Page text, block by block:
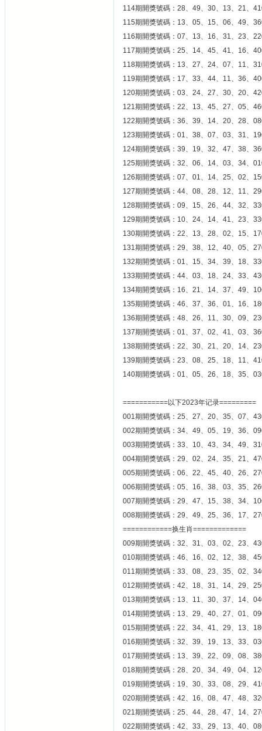
114期開獎號碼：28、49、30、13、21、
115期開獎號碼：13、05、15、06、49、
116期開獎號碼：07、13、16、31、23、
117期開獎號碼：25、14、45、41、16、
118期開獎號碼：13、27、24、07、11、
119期開獎號碼：17、33、44、11、36、
120期開獎號碼：03、24、27、30、20、
121期開獎號碼：22、13、45、27、05、
122期開獎號碼：36、39、14、20、28、
123期開獎號碼：01、38、07、03、31、
124期開獎號碼：39、19、32、47、38、
125期開獎號碼：32、06、14、03、34、
126期開獎號碼：07、01、14、25、02、
127期開獎號碼：44、08、28、12、11、
128期開獎號碼：09、15、26、44、32、
129期開獎號碼：10、24、14、41、23、
130期開獎號碼：22、13、28、02、15、
131期開獎號碼：29、38、12、40、05、
132期開獎號碼：01、15、34、39、18、
133期開獎號碼：44、03、18、24、33、
134期開獎號碼：16、21、14、37、49、
135期開獎號碼：46、37、36、01、16、
136期開獎號碼：48、26、11、30、09、
137期開獎號碼：01、37、02、41、03、
138期開獎號碼：22、30、21、20、14、
139期開獎號碼：23、08、25、18、11、
140期開獎號碼：01、05、26、18、35、
===========以下2023年记录=========
001期開獎號碼：25、27、20、35、07、
002期開獎號碼：34、49、05、19、36、
003期開獎號碼：33、10、43、34、49、
004期開獎號碼：29、02、24、35、21、
005期開獎號碼：06、22、45、40、26、
006期開獎號碼：05、16、38、03、35、
007期開獎號碼：29、47、15、38、34、
008期開獎號碼：29、49、25、36、17、
============换生肖=============
009期開獎號碼：32、31、03、02、23、
010期開獎號碼：46、16、02、12、38、
011期開獎號碼：33、08、23、35、02、
012期開獎號碼：42、18、31、14、29、
013期開獎號碼：13、11、30、37、14、
014期開獎號碼：13、29、40、27、01、
015期開獎號碼：22、34、41、29、13、
016期開獎號碼：32、39、19、13、33、
017期開獎號碼：13、39、22、09、08、
018期開獎號碼：28、20、34、49、04、
019期開獎號碼：19、30、33、08、29、
020期開獎號碼：42、16、08、47、48、
021期開獎號碼：25、44、28、47、14、
022期開獎號碼：42、33、29、13、40、